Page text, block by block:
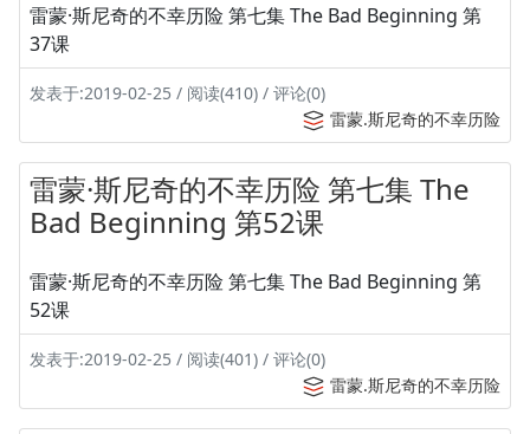
雷蒙·斯尼奇的不幸历险 第七集 The Bad Beginning 第
37课
发表于:2019-02-25 / 阅读(410) / 评论(0)
雷蒙.斯尼奇的不幸历险
雷蒙·斯尼奇的不幸历险 第七集 The
Bad Beginning 第52课
雷蒙·斯尼奇的不幸历险 第七集 The Bad Beginning 第
52课
发表于:2019-02-25 / 阅读(401) / 评论(0)
雷蒙.斯尼奇的不幸历险